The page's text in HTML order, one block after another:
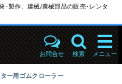
･製作、建械/農械部品の販売･レンタ
お問合せ 検索 メニュー
ー用ゴムクローラー